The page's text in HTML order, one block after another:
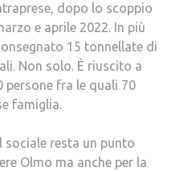
dopo lo scoppio
e aprile 2022. In più
15 tonnellate di
Non solo. È riuscito a
persone fra le quali 70
famiglia.
sociale resta un punto
Olmo ma anche per la